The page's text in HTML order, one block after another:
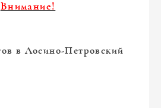
Внимание!
в Лосино-Петровский